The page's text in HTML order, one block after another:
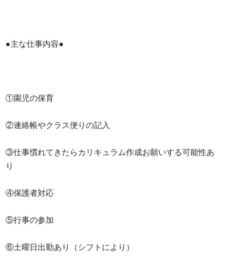
●主な仕事内容●
①園児の保育
②連絡帳やクラス便りの記入
③仕事慣れてきたらカリキュラム作成お願いする可能性あ
り
④保護者対応
⑤行事の参加
⑥土曜日出勤あり（シフトにより）